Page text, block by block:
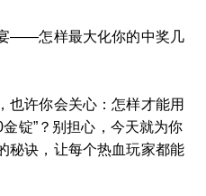
——怎样最大化你的中奖几
也许你会关心：怎样才能用
锭”？别担心，今天就为你
秘诀，让每个热血玩家都能